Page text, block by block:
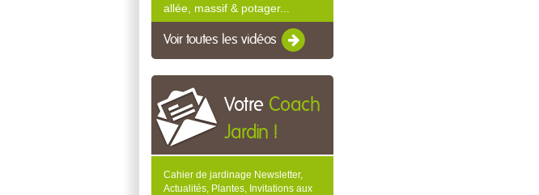
allée, massif & potager...
Voir toutes les vidéos
Votre Coach
Jardin !
Cahier de jardinage Newsletter,
Actualités, Plantes, Invitations aux